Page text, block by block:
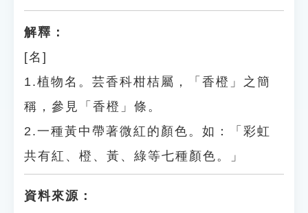
解釋：
[名]
1.植物名。芸香科柑桔屬，「香橙」之簡
稱，參見「香橙」條。
2.一種黃中帶著微紅的顏色。如：「彩虹
共有紅、橙、黃、綠等七種顏色。」
資料來源：